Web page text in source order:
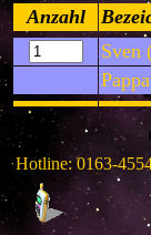
Anzahl
Sven
Hotline: 0163-